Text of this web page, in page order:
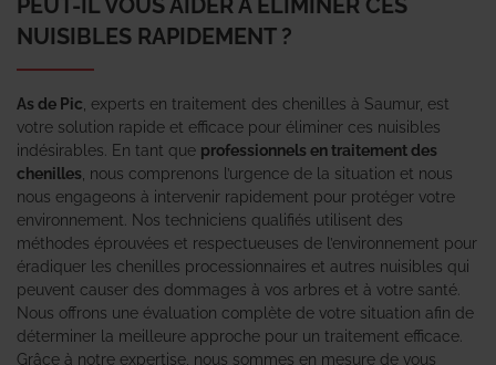
NUISIBLES RAPIDEMENT ?
As de Pic , experts en traitement des chenilles à Saumur, est
votre solution rapide et efficace pour éliminer ces nuisibles
indésirables. En tant que professionnels en traitement des
chenilles , nous comprenons l’urgence de la situation et nous
nous engageons à intervenir rapidement pour protéger votre
environnement. Nos techniciens qualifiés utilisent des
méthodes éprouvées et respectueuses de l’environnement pour
éradiquer les chenilles processionnaires et autres nuisibles qui
peuvent causer des dommages à vos arbres et à votre santé.
Nous offrons une évaluation complète de votre situation afin de
déterminer la meilleure approche pour un traitement efficace.
Grâce à notre expertise, nous sommes en mesure de vous